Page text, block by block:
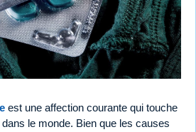
est une affection courante qui touche
le monde. Bien que les causes